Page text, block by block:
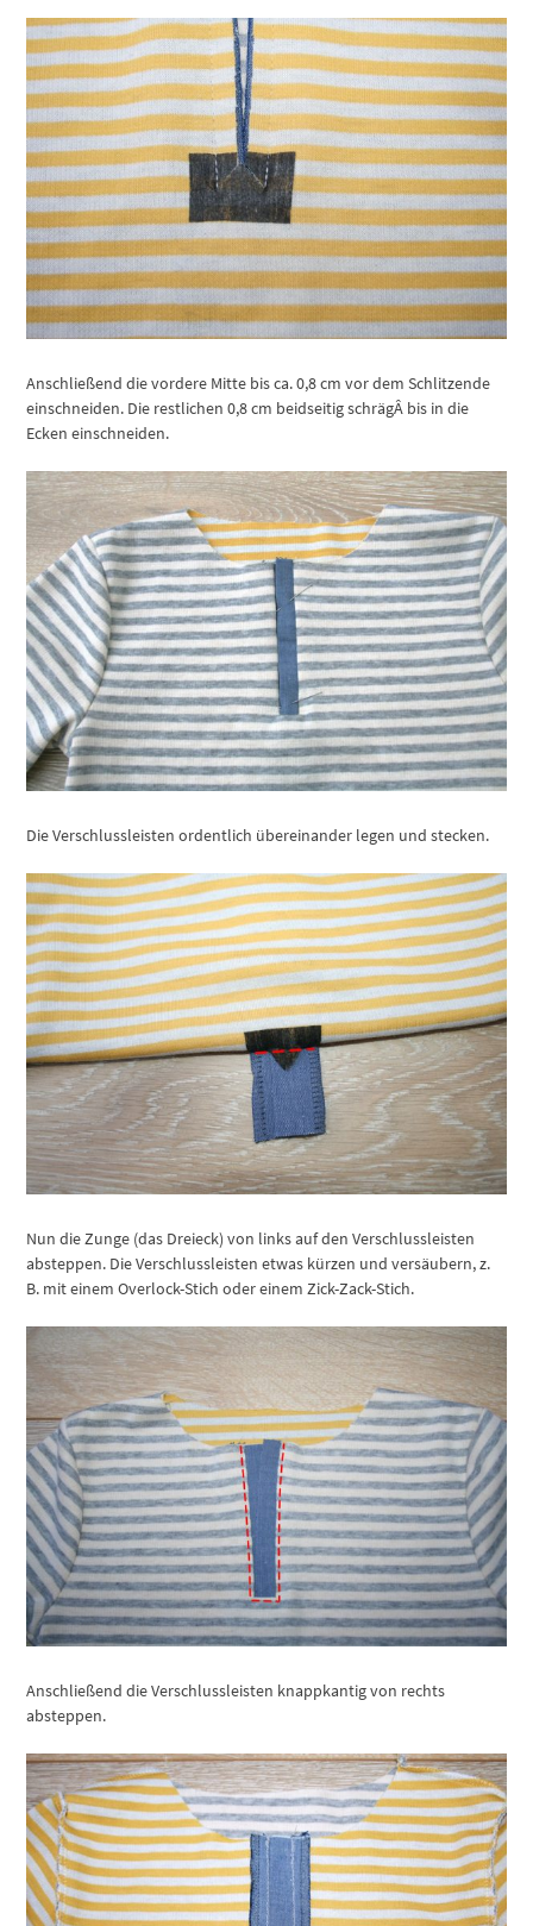
Anschließend die vordere Mitte bis ca. 0,8 cm vor dem Schlitzende
einschneiden. Die restlichen 0,8 cm beidseitig schrägÂ bis in die
Ecken einschneiden.
Die Verschlussleisten ordentlich übereinander legen und stecken.
Nun die Zunge (das Dreieck) von links auf den Verschlussleisten
absteppen. Die Verschlussleisten etwas kürzen und versäubern, z.
B. mit einem Overlock-Stich oder einem Zick-Zack-Stich.
Anschließend die Verschlussleisten knappkantig von rechts
absteppen.